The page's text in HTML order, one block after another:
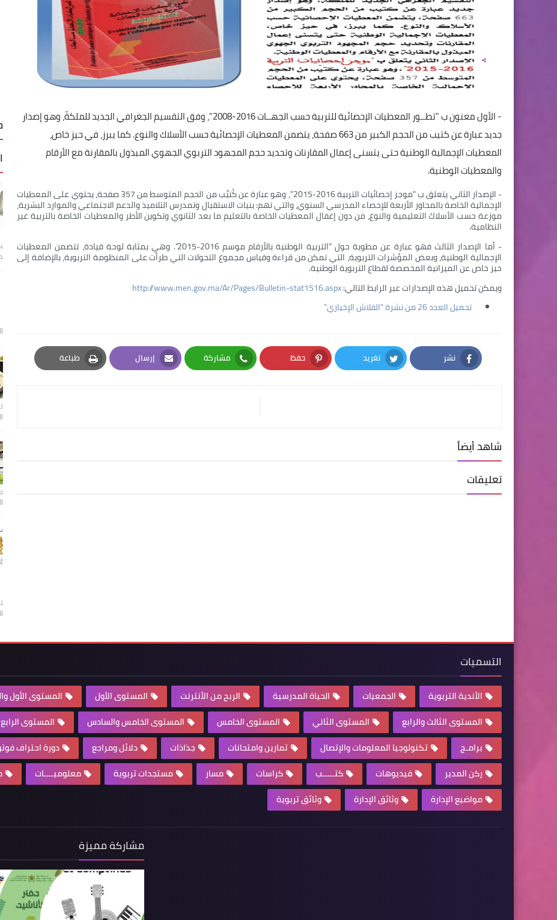
- الأول معنون ب "تطــور المعطيات الإحصائية للتربية حسب الجهــات 2016-2008"، وفق التقسيم الجغرافي الجديد للملكةّ، وهو إصدار
جديد عبارة عن كتيب من الحجم الكبير من 663 صفحة، يتضمن المعطيات الإحصائية حسب الأسلاك والنوع. كما يبرز، في حيز خاص،
المعطيات الإجمالية الوطنية حتى يتسنى إعمال المقارنات وتحديد حجم المجهود التربوي الجهوي المبذول بالمقارنة مع الأرقام
والمعطيات الوطنية.
- الإصدار الثاني يتعلق ب "موجز إحصائيات التربية 2016-2015"، وهو عبارة عن كُتيِّب من الحجم المتوسط من 357 صفحة، يحتوي على المعطيات
الإجمالية الخاصة بالمحاور الأربعة للإحصاء المدرسي السنوي، والتي تهم: بنيات الاستقبال وتمدرس التلاميذ والدعم الاجتماعي والموارد البشرية،
موزعة حسب الأسلاك التعليمية والنوع، من دون إغفال المعطيات الخاصة بالتعليم ما بعد الثانوي وتكوين الأطر والمعطيات الخاصة بالتربية غير
النظامية.
- أما الإصدار الثالث فهو عبارة عن مطوية حول "التربية الوطنية بالأرقام موسم 2016-2015". وهي بمثابة لوحة قيادة، تتضمن المعطيات
الإجمالية الوطنية، وبعض المؤشرات التربوية، التي تمكن من قراءة وقياس مجموع التحولات التي طرأت على المنظومة التربوية، بالإضافة إلى
حيز خاص عن الميزانية المخصصة لقطاع التربوية الوطنية.
ويمكن تحميل هذه الإصدارات عبر الرابط التالي:http://www.men.gov.ma/Ar/Pages/Bulletin-stat1516.aspx
تحميل العدد 26 من نشرة "الفلاش الإخباري"
نشر
Facebook
تغريد
Twitter
حفظ
Pinterest
مشاركة
Whatsapp
إرسال
Email
طباعة
Print
شاهد أيضاً
تعليقات
التسميات
الأندية التربوية الجمعيات الحياة المدرسية الربح من الأنترنت المستوى الأول المستوى الأول
المستوى الثالث والرابع
المستوى الثاني المستوى الخامس المستوى الخامس والسادس المستوى الرابع
برامـج
تكنولوجيا المعلومات والإتصال تمارين وامتحانات جذاذات دلائل ومراجع دورة احتراف
ركن المدير
فيديوهات كتـــــب كراسات مسار مستجدات تربوية معلوميــــات
مواضيع الإدارة
وثائق الإدارة وثائق تربوية
مشاركة مميزة